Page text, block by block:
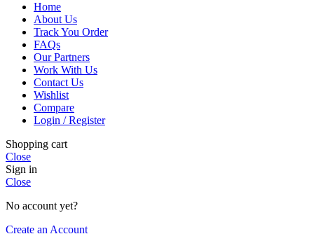
Home
About Us
Track You Order
FAQs
Our Partners
Work With Us
Contact Us
Wishlist
Compare
Login / Register
Shopping cart
Close
Sign in
Close
No account yet?
Create an Account